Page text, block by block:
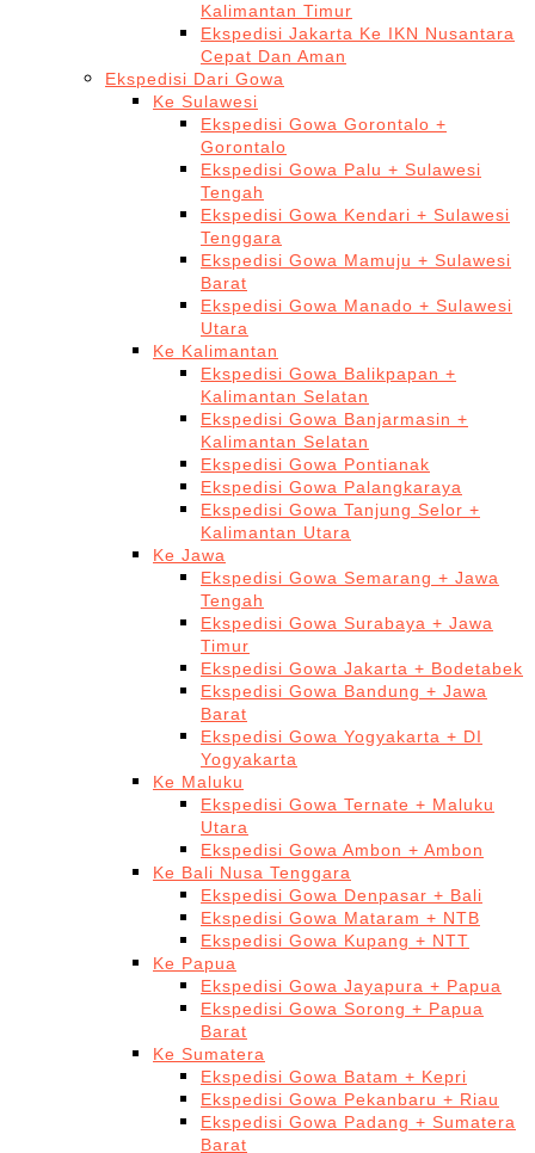
Kalimantan Timur
Ekspedisi Jakarta Ke IKN Nusantara
Cepat Dan Aman
Ekspedisi Dari Gowa
Ke Sulawesi
Ekspedisi Gowa Gorontalo +
Gorontalo
Ekspedisi Gowa Palu + Sulawesi
Tengah
Ekspedisi Gowa Kendari + Sulawesi
Tenggara
Ekspedisi Gowa Mamuju + Sulawesi
Barat
Ekspedisi Gowa Manado + Sulawesi
Utara
Ke Kalimantan
Ekspedisi Gowa Balikpapan +
Kalimantan Selatan
Ekspedisi Gowa Banjarmasin +
Kalimantan Selatan
Ekspedisi Gowa Pontianak
Ekspedisi Gowa Palangkaraya
Ekspedisi Gowa Tanjung Selor +
Kalimantan Utara
Ke Jawa
Ekspedisi Gowa Semarang + Jawa
Tengah
Ekspedisi Gowa Surabaya + Jawa
Timur
Ekspedisi Gowa Jakarta + Bodetabek
Ekspedisi Gowa Bandung + Jawa
Barat
Ekspedisi Gowa Yogyakarta + DI
Yogyakarta
Ke Maluku
Ekspedisi Gowa Ternate + Maluku
Utara
Ekspedisi Gowa Ambon + Ambon
Ke Bali Nusa Tenggara
Ekspedisi Gowa Denpasar + Bali
Ekspedisi Gowa Mataram + NTB
Ekspedisi Gowa Kupang + NTT
Ke Papua
Ekspedisi Gowa Jayapura + Papua
Ekspedisi Gowa Sorong + Papua
Barat
Ke Sumatera
Ekspedisi Gowa Batam + Kepri
Ekspedisi Gowa Pekanbaru + Riau
Ekspedisi Gowa Padang + Sumatera
Barat